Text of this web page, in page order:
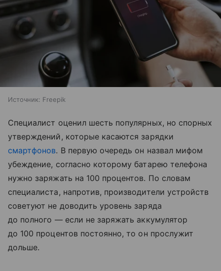
Источник: Freepik
Специалист оценил шесть популярных, но спорных
утверждений, которые касаются зарядки
смартфонов. В первую очередь он назвал мифом
убеждение, согласно которому батарею телефона
нужно заряжать на 100 процентов. По словам
специалиста, напротив, производители устройств
советуют не доводить уровень заряда
до полного — если не заряжать аккумулятор
до 100 процентов постоянно, то он прослужит
дольше.